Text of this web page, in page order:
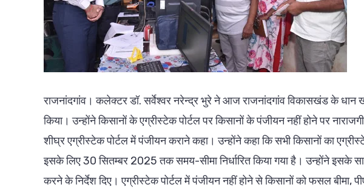
राजनांदगांव। कलेक्टर डॉ. सर्वेश्वर नरेन्द्र भुरे ने आज राजनांदगांव विकासखंड के धान
किया। उन्होंने किसानों के एग्रीस्टेक पोर्टल पर किसानों के पंजीयन नहीं होने पर
शीघ्र एग्रीस्टेक पोर्टल में पंजीयन कराने कहा। उन्होंने कहा कि सभी किसानों का
इसके लिए 30 सितम्बर 2025 तक समय-सीमा निर्धारित किया गया है। उन्होंने इसके
करने के निर्देश दिए। एग्रीस्टेक पोर्टल में पंजीयन नहीं होने से किसानों को फसल बीमा,